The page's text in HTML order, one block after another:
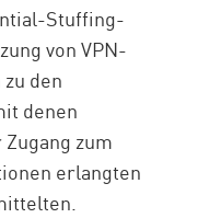
Stuffing-
von VPN-
den
denen
zum
erlangten